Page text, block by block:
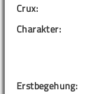
Crux:
Charakter:
Erstbegehung: